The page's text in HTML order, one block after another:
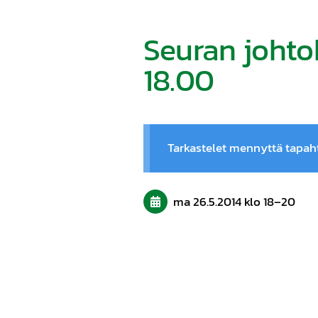
Seuran
18.00
Tarkastelet mennyttä
ma 26.5.2014klo 18–20